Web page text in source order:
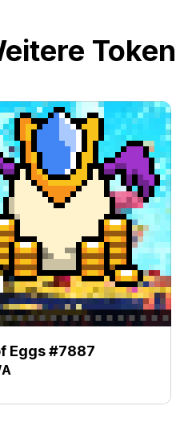
Eggs #7887